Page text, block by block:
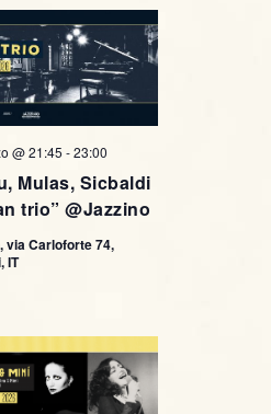
Mulas, Sicbaldi
trio” @Jazzino
@ 21:45 -23:00
via Carloforte 74,
IT